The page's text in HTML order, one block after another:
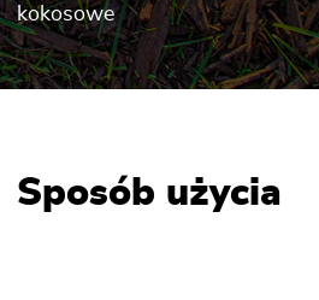
kokosowe
Sposób użycia